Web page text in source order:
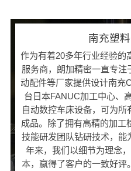
南充塑
作为有着20多年行业经验的
服务商，朗加精密一直专注
动配件等厂家提供设计南充
台日本FANUC加工中心、
自动数控车床设备，可为
成品。除了拥有高精的加工
技能研发团队钻研技术，能
年来，我们以细节为理念
本，赢得了客户的一致好评